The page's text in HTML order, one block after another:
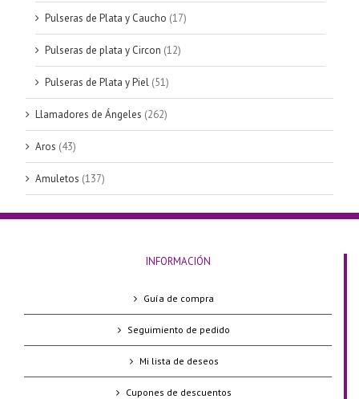
Pulseras de Plata y Caucho (17)
Pulseras de plata y Circon (12)
Pulseras de Plata y Piel (51)
Llamadores de Ángeles (262)
Aros (43)
Amuletos (137)
INFORMACIÓN
Guía de compra
Seguimiento de pedido
Mi lista de deseos
Cupones de descuentos